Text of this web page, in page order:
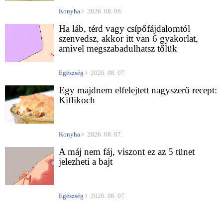
Konyha 2026. 08. 06.
Ha láb, térd vagy csípőfájdalomtól
szenvedsz, akkor itt van 6 gyakorlat,
amivel megszabadulhatsz tőlük
Egészség 2026. 08. 07.
Egy majdnem elfelejtett nagyszerű recept:
Kiflikoch
Konyha 2026. 08. 07.
A máj nem fáj, viszont ez az 5 tünet
jelezheti a bajt
Egészség 2026. 08. 07.